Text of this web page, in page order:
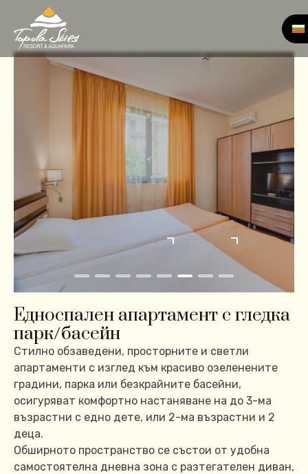
Едноспален апартамент с гледка
парк/басейн
Стилно обзаведени, просторните и светли
апартаменти с изглед към красиво озеленените
градини, парка или безкрайните басейни,
осигуряват комфортно настаняване на до 3-ма
възрастни с едно дете, или 2-ма възрастни и 2
деца.
Обширното пространство се състои от удобна
самостоятелна дневна зона с разтегателен диван,